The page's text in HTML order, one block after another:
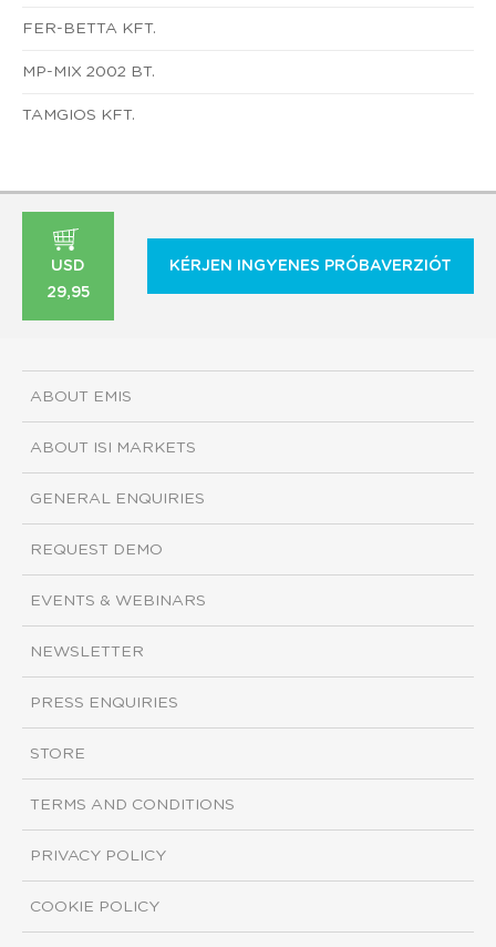
FER-BETTA KFT.
MP-MIX 2002 BT.
TAMGIOS KFT.
USD
29,95
KÉRJEN INGYENES PRÓBAVERZIÓT
ABOUT EMIS
ABOUT ISI MARKETS
GENERAL ENQUIRIES
REQUEST DEMO
EVENTS & WEBINARS
NEWSLETTER
PRESS ENQUIRIES
STORE
TERMS AND CONDITIONS
PRIVACY POLICY
COOKIE POLICY